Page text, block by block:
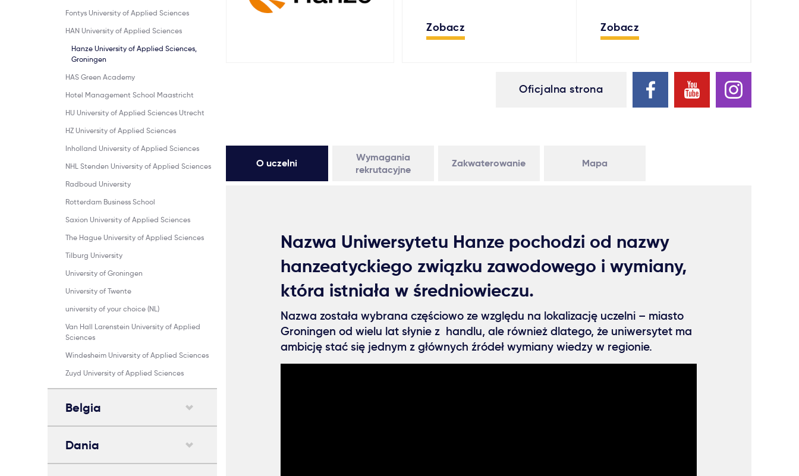
Fontys University of Applied Sciences
HAN University of Applied Sciences
Hanze University of Applied Sciences,
Groningen
HAS Green Academy
Hotel Management School Maastricht
HU University of Applied Sciences Utrecht
HZ University of Applied Sciences
Inholland University of Applied Sciences
NHL Stenden University of Applied Sciences
Radboud University
Rotterdam Business School
Saxion University of Applied Sciences
The Hague University of Applied Sciences
Tilburg University
University of Groningen
University of Twente
university of your choice (NL)
Van Hall Larenstein University of Applied
Sciences
Windesheim University of Applied Sciences
Zuyd University of Applied Sciences
Belgia
Dania
Zobacz Zobacz
Oficjalna strona
O uczelni
Wymagania
rekrutacyjne
Zakwaterowanie Mapa
Nazwa Uniwersytetu Hanze pochodzi od nazwy
hanzeatyckiego związku zawodowego i wymiany,
która istniała w średniowieczu.
Nazwa została wybrana częściowo ze względu na lokalizację uczelni – miasto
Groningen od wielu lat słynie z handlu, ale również dlatego, że uniwersytet ma
ambicję stać się jednym z głównych źródeł wymiany wiedzy w regionie.